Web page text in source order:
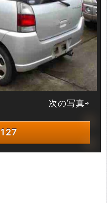
次の写真⇨
127